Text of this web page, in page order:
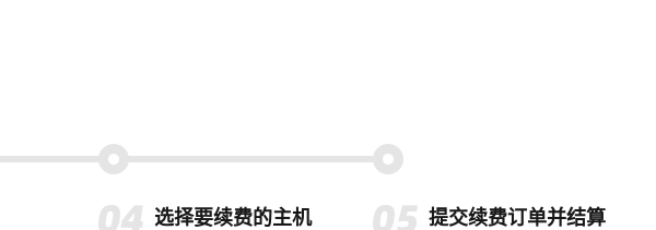
选择要续费的主机 提交续费订单并结算